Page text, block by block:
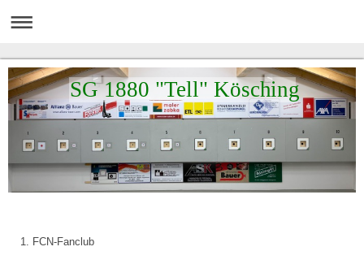
SG 1880 "Tell" Kösching
1. FCN-Fanclub